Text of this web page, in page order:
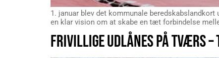
1. januar blev det kommunale
en klar vision om at skabe en tæt forbindelse
FRIVILLIGE UDLÅNES PÅ TVÆRS –